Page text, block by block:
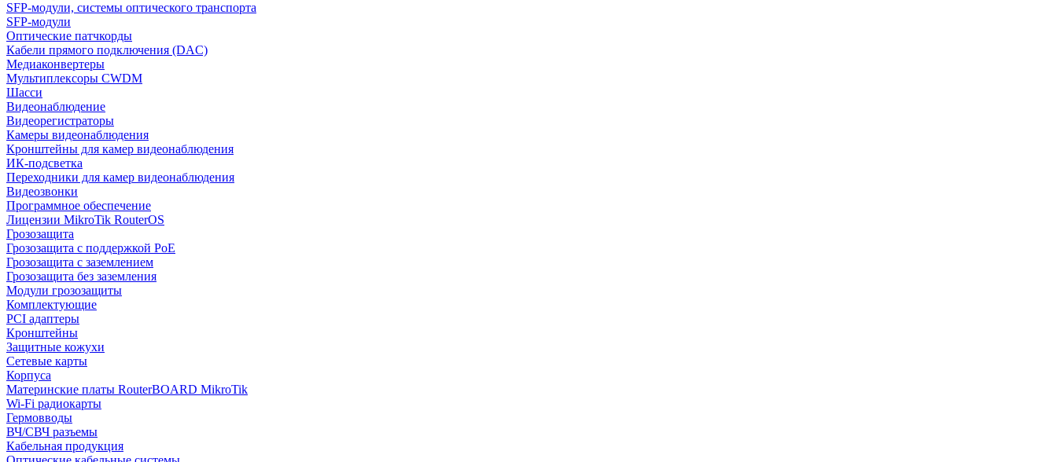
SFP-модули, системы оптического транспорта
SFP-модули
Оптические патчкорды
Кабели прямого подключения (DAC)
Медиаконвертеры
Мультиплексоры CWDM
Шасси
Видеонаблюдение
Видеорегистраторы
Камеры видеонаблюдения
Кронштейны для камер видеонаблюдения
ИК-подсветка
Переходники для камер видеонаблюдения
Видеозвонки
Программное обеспечение
Лицензии MikroTik RouterOS
Грозозащита
Грозозащита с поддержкой PoE
Грозозащита с заземлением
Грозозащита без заземления
Модули грозозащиты
Комплектующие
PCI адаптеры
Кронштейны
Защитные кожухи
Сетевые карты
Корпуса
Материнские платы RouterBOARD MikroTik
Wi-Fi радиокарты
Гермовводы
ВЧ/СВЧ разъемы
Кабельная продукция